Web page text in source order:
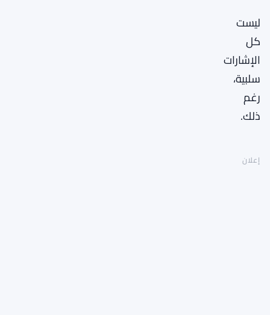
ليست
كل
الإشارات
سلبية،
رغم
ذلك.
إعلان